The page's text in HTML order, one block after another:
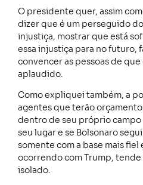
O presidente quer, assim
dizer que é um perseguido
injustiça, mostrar que está
essa injustiça para no futuro,
convencer as pessoas de
aplaudido.
Como expliquei também, a
agentes que terão orçamento
dentro de seu próprio
seu lugar e se Bolsonaro
somente com a base mais fiel
ocorrendo com Trump, tende
isolado.